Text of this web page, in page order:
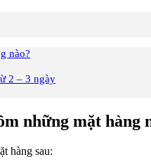
nào?
2 – 3 ngày
những mặt hàng
hàng sau: